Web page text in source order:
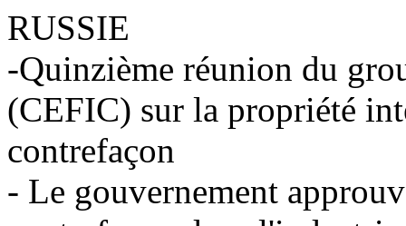
RUSSIE
-Quinzième réunion du
(CEFIC) sur la propriété
contrefaçon
- Le gouvernement